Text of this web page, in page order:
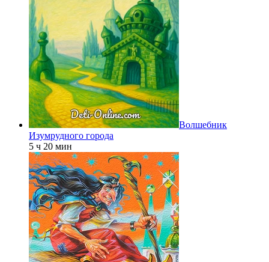
Волшебник
Изумрудного города
5 ч 20 мин